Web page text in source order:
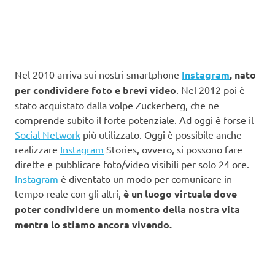
Nel 2010 arriva sui nostri smartphone Instagram, nato
per condividere foto e brevi video . Nel 2012 poi è
stato acquistato dalla volpe Zuckerberg, che ne
comprende subito il forte potenziale. Ad oggi è forse il
Social Network più utilizzato. Oggi è possibile anche
realizzare Instagram Stories, ovvero, si possono fare
dirette e pubblicare foto/video visibili per solo 24 ore.
Instagram è diventato un modo per comunicare in
tempo reale con gli altri, è un luogo virtuale dove
poter condividere un momento della nostra vita
mentre lo stiamo ancora vivendo.